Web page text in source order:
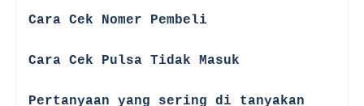
Cara Cek Nomer Pembeli
Cara Cek Pulsa Tidak Masuk
Pertanyaan yang sering di tanyakan